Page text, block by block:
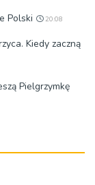
Polski 20:08
Kiedy zaczną
Pielgrzymkę